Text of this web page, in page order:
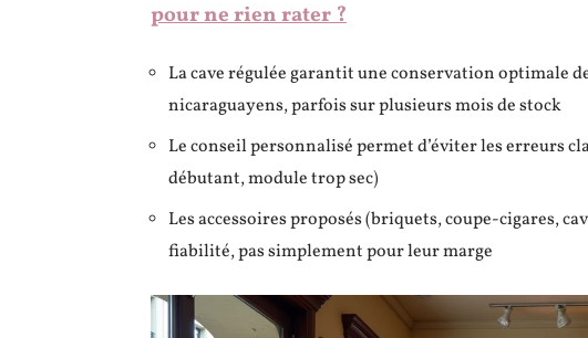
pour ne rien rater ?
La cave régulée garantit une conservation optimale
nicaraguayens, parfois sur plusieurs mois de stock
Le conseil personnalisé permet d’éviter les erreurs
débutant, module trop sec)
Les accessoires proposés (briquets, coupe-cigares,
fiabilité, pas simplement pour leur marge